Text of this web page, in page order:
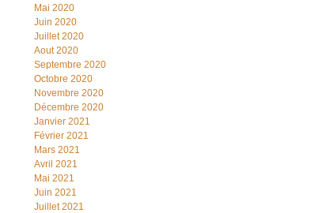
Mai 2020
Juin 2020
Juillet 2020
Aout 2020
Septembre 2020
Octobre 2020
Novembre 2020
Décembre 2020
Janvier 2021
Février 2021
Mars 2021
Avril 2021
Mai 2021
Juin 2021
Juillet 2021